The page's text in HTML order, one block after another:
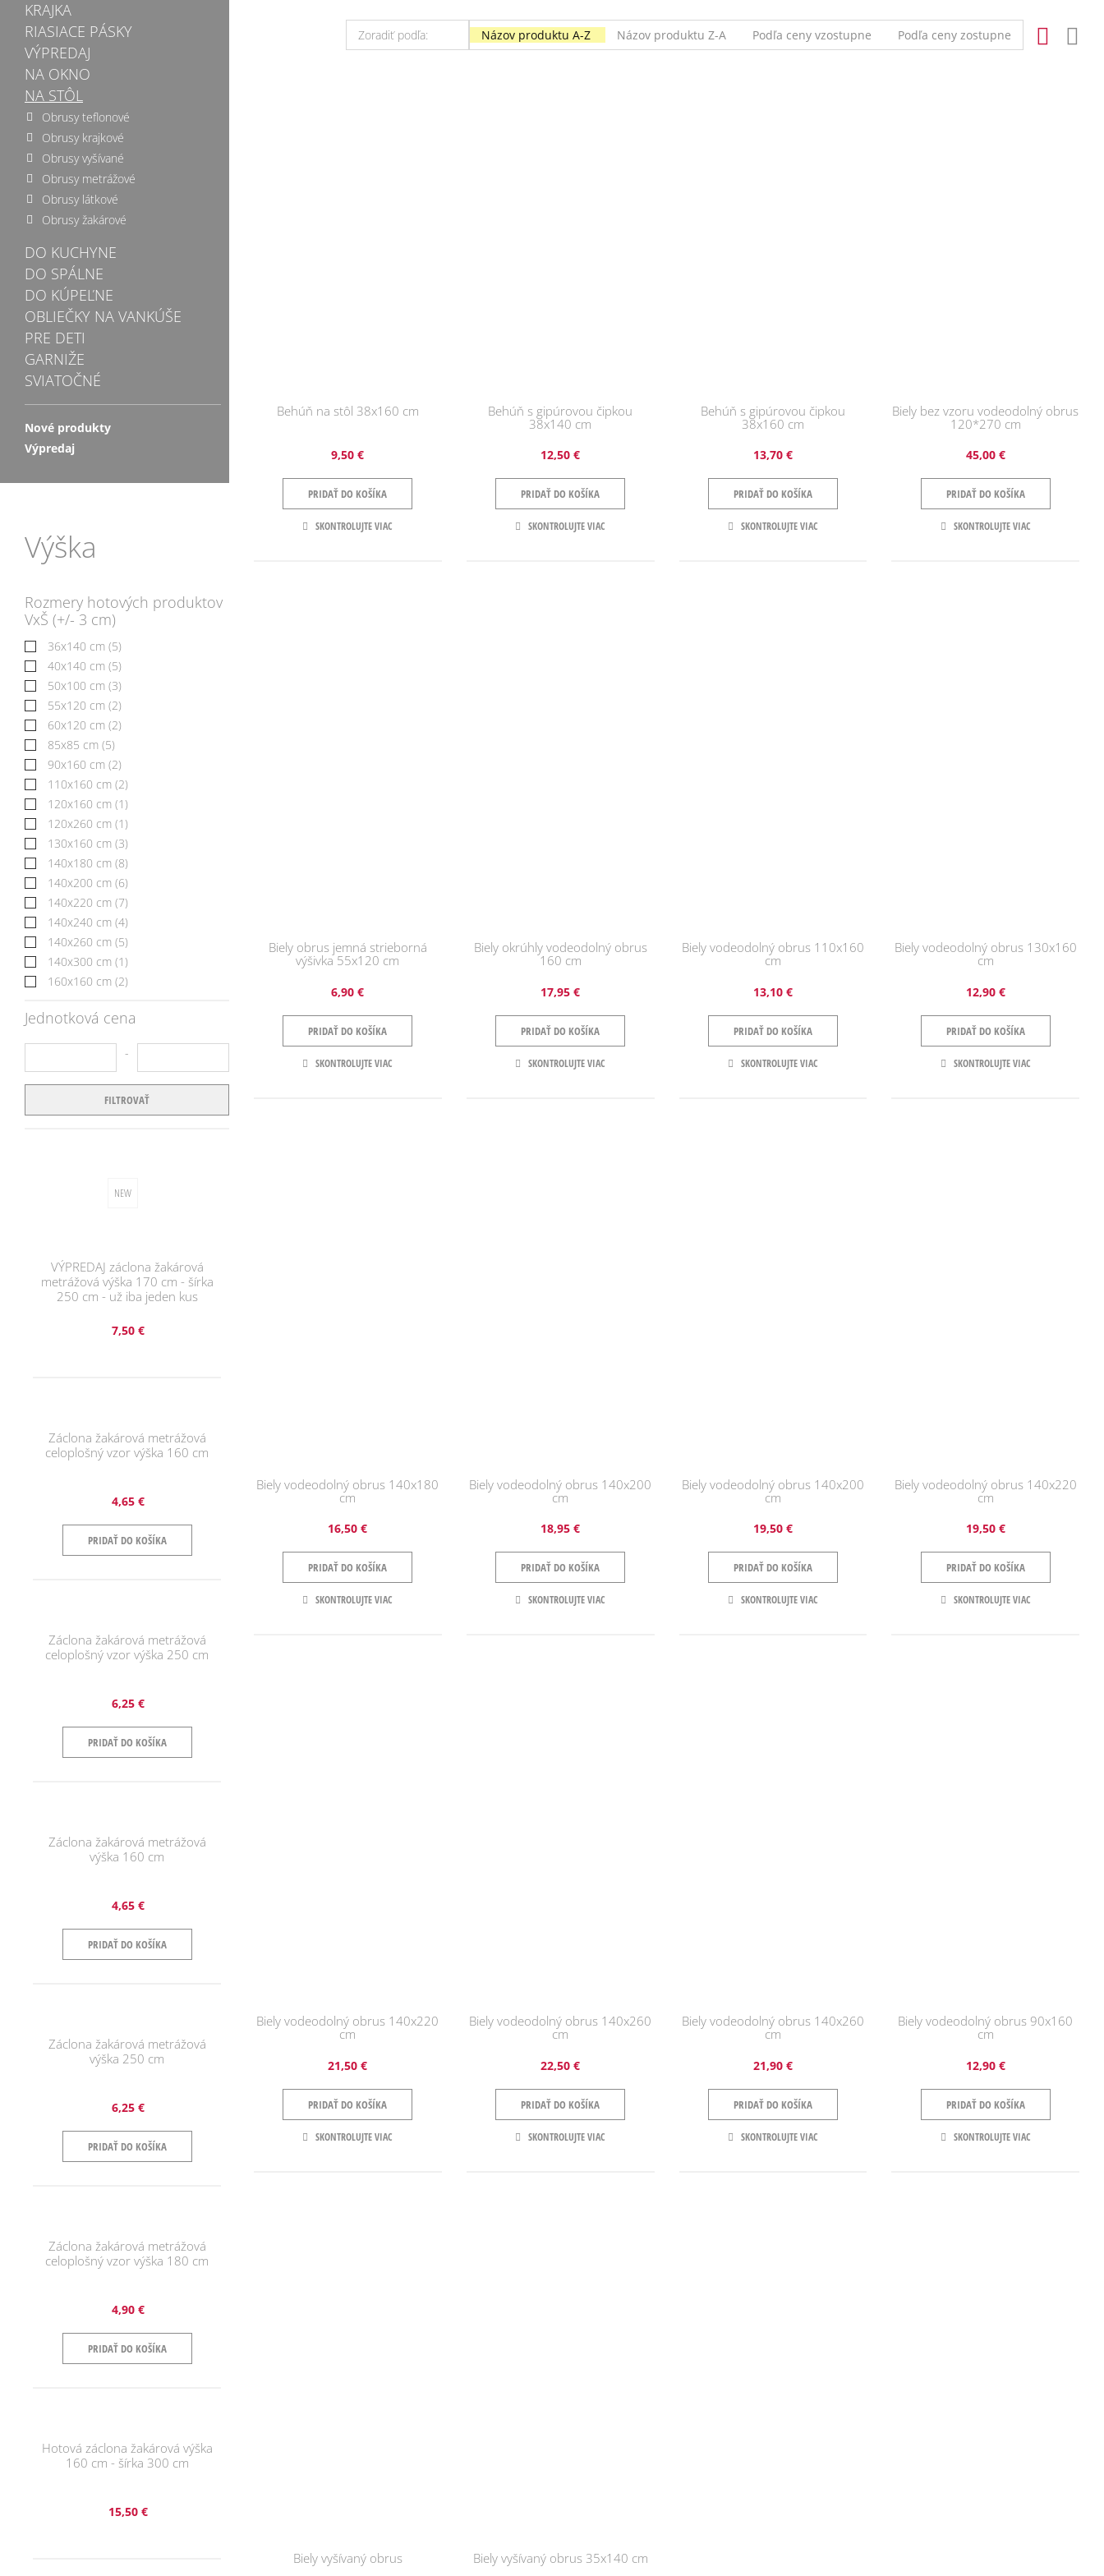
KRAJKA
RIASIACE PÁSKY
VÝPREDAJ
NA OKNO
NA STÔL
Obrusy teflonové
Obrusy krajkové
Obrusy vyšívané
Obrusy metrážové
Obrusy látkové
Obrusy žakárové
DO KUCHYNE
DO SPÁLNE
DO KÚPEĽNE
OBLIEČKY NA VANKÚŠE
PRE DETI
GARNIŽE
SVIATOČNÉ
Nové produkty
Výpredaj
Výška
Rozmery hotových produktov
VxŠ (+/- 3 cm)
36x140 cm (5)
40x140 cm (5)
50x100 cm (3)
55x120 cm (2)
60x120 cm (2)
85x85 cm (5)
90x160 cm (2)
110x160 cm (2)
120x160 cm (1)
120x260 cm (1)
130x160 cm (3)
140x180 cm (8)
140x200 cm (6)
140x220 cm (7)
140x240 cm (4)
140x260 cm (5)
140x300 cm (1)
160x160 cm (2)
Jednotková cena
do
FILTROVAŤ
VÝPREDAJ záclona žakárová
metrážová výška 170 cm - šírka
250 cm - už iba jeden kus
7,50 €
Záclona žakárová metrážová
celoplošný vzor výška 160 cm
4,65 €
PRIDAŤ DO KOŠÍKA
Záclona žakárová metrážová
celoplošný vzor výška 250 cm
6,25 €
PRIDAŤ DO KOŠÍKA
Záclona žakárová metrážová
výška 160 cm
4,65 €
PRIDAŤ DO KOŠÍKA
Záclona žakárová metrážová
výška 250 cm
6,25 €
PRIDAŤ DO KOŠÍKA
Záclona žakárová metrážová
celoplošný vzor výška 180 cm
4,90 €
PRIDAŤ DO KOŠÍKA
Hotová záclona žakárová výška
160 cm - šírka 300 cm
15,50 €
Zoradiť podľa: Názov produktu A-Z Názov produktu Z-A Podľa ceny vzostupne Podľa ceny zostupne
Behúň na stôl 38x160 cm
9,50 €
PRIDAŤ DO KOŠÍKA
SKONTROLUJTE VIAC
Behúň s gipúrovou čipkou
38x140 cm
12,50 €
PRIDAŤ DO KOŠÍKA
SKONTROLUJTE VIAC
Behúň s gipúrovou čipkou
38x160 cm
13,70 €
PRIDAŤ DO KOŠÍKA
SKONTROLUJTE VIAC
Biely bez vzoru vodeodolný obrus
120*270 cm
45,00 €
PRIDAŤ DO KOŠÍKA
SKONTROLUJTE VIAC
Biely obrus jemná strieborná
výšivka 55x120 cm
6,90 €
PRIDAŤ DO KOŠÍKA
SKONTROLUJTE VIAC
Biely okrúhly vodeodolný obrus
160 cm
17,95 €
PRIDAŤ DO KOŠÍKA
SKONTROLUJTE VIAC
Biely vodeodolný obrus 110x160
cm
13,10 €
PRIDAŤ DO KOŠÍKA
SKONTROLUJTE VIAC
Biely vodeodolný obrus 130x160
cm
12,90 €
PRIDAŤ DO KOŠÍKA
SKONTROLUJTE VIAC
Biely vodeodolný obrus 140x180
cm
16,50 €
PRIDAŤ DO KOŠÍKA
SKONTROLUJTE VIAC
Biely vodeodolný obrus 140x200
cm
18,95 €
PRIDAŤ DO KOŠÍKA
SKONTROLUJTE VIAC
Biely vodeodolný obrus 140x200
cm
19,50 €
PRIDAŤ DO KOŠÍKA
SKONTROLUJTE VIAC
Biely vodeodolný obrus 140x220
cm
19,50 €
PRIDAŤ DO KOŠÍKA
SKONTROLUJTE VIAC
Biely vodeodolný obrus 140x220
cm
21,50 €
PRIDAŤ DO KOŠÍKA
SKONTROLUJTE VIAC
Biely vodeodolný obrus 140x260
cm
22,50 €
PRIDAŤ DO KOŠÍKA
SKONTROLUJTE VIAC
Biely vodeodolný obrus 140x260
cm
21,90 €
PRIDAŤ DO KOŠÍKA
SKONTROLUJTE VIAC
Biely vodeodolný obrus 90x160
cm
12,90 €
PRIDAŤ DO KOŠÍKA
SKONTROLUJTE VIAC
Biely vyšívaný obrus Biely vyšívaný obrus 35x140 cm